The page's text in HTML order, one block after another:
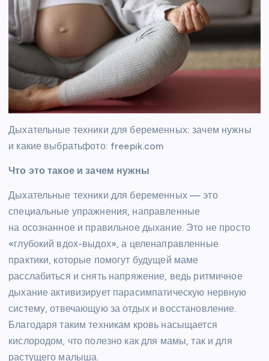
Дыхательные техники для беременных: зачем нужны
и какие выбратьфото: freepik.com
Что это такое и зачем нужны
Дыхательные техники для беременных — это
специальные упражнения, направленные
на осознанное и правильное дыхание. Это не просто
«глубокий вдох-выдох», а целенаправленные
практики, которые помогут будущей маме
расслабиться и снять напряжение, ведь ритмичное
дыхание активизирует парасимпатическую нервную
систему, отвечающую за отдых и восстановление.
Благодаря таким техникам кровь насыщается
кислородом, что полезно как для мамы, так и для
растущего малыша.